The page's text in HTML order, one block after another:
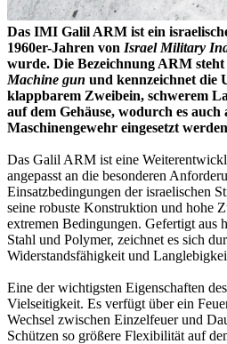
Das IMI Galil ARM ist ein
1960er-Jahren von Israel Military
wurde. Die Bezeichnung ARM
Machine gun und kennzeichnet die
klappbarem Zweibein, schwerem
auf dem Gehäuse, wodurch es auch
Maschinengewehr eingesetzt
Das Galil ARM ist eine
angepasst an die besonderen
Einsatzbedingungen der israelischen
seine robuste Konstruktion und hohe
extremen Bedingungen. Gefertigt aus
Stahl und Polymer, zeichnet es sich
Widerstandsfähigkeit und
Eine der wichtigsten Eigenschaften
Vielseitigkeit. Es verfügt über ein
Wechsel zwischen Einzelfeuer und
Schützen so größere Flexibilität auf